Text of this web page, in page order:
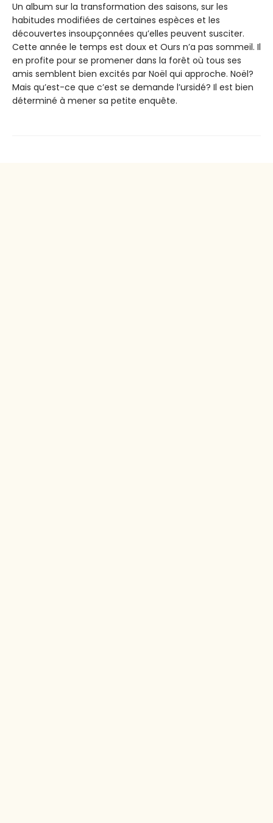
Un album sur la transformation des saisons, sur les
habitudes modifiées de certaines espèces et les
découvertes insoupçonnées qu’elles peuvent susciter.
Cette année le temps est doux et Ours n’a pas sommeil. Il
en profite pour se promener dans la forêt où tous ses
amis semblent bien excités par Noël qui approche. Noël?
Mais qu’est-ce que c’est se demande l’ursidé? Il est bien
déterminé à mener sa petite enquête.